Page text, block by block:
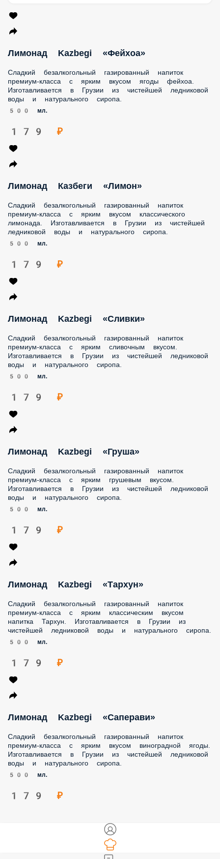
Лимонад Kazbegi «Фейхоа»
Сладкий безалкогольный газированный напиток
премиум-класса с ярким вкусом ягоды фейхоа.
Изготавливается в Грузии из чистейшей ледниковой
воды и натурального сиропа.
500 мл.
179 ₽
Лимонад Казбеги «Лимон»
Сладкий безалкогольный газированный напиток
премиум-класса с ярким вкусом классического
лимонада. Изготавливается в Грузии из чистейшей
ледниковой воды и натурального сиропа.
500 мл.
179 ₽
Лимонад Kazbegi «Сливки»
Сладкий безалкогольный газированный напиток
премиум-класса с ярким сливочным вкусом.
Изготавливается в Грузии из чистейшей ледниковой
воды и натурального сиропа.
500 мл.
179 ₽
Лимонад Kazbegi «Груша»
Сладкий безалкогольный газированный напиток
премиум-класса с ярким грушевым вкусом.
Изготавливается в Грузии из чистейшей ледниковой
воды и натурального сиропа.
500 мл.
179 ₽
Лимонад Kazbegi «Тархун»
Сладкий безалкогольный газированный напиток
премиум-класса с ярким классическим вкусом
напитка Тархун. Изготавливается в Грузии из
чистейшей ледниковой воды и натурального сиропа.
500 мл.
179 ₽
Лимонад Kazbegi «Саперави»
Сладкий безалкогольный газированный напиток
премиум-класса с ярким вкусом виноградной ягоды.
Изготавливается в Грузии из чистейшей ледниковой
воды и натурального сиропа.
500 мл.
179 ₽